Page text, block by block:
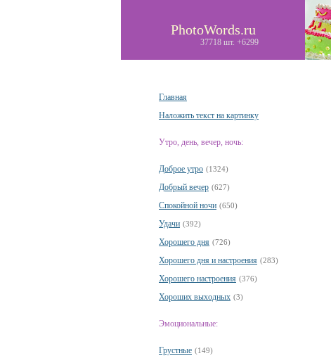
PhotoWords.ru
37718 шт. +6299
Главная
Наложить текст на картинку
Утро, день, вечер, ночь:
Доброе утро (1324)
Добрый вечер (627)
Спокойной ночи (650)
Удачи (392)
Хорошего дня (726)
Хорошего дня и настроения (283)
Хорошего настроения (376)
Хороших выходных (3)
Эмоциональные:
Грустные (149)